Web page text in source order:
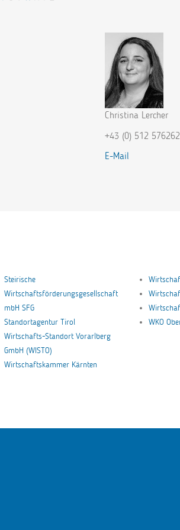
Christina Lercher
+43 (0) 512
E-Mail
Steirische
Wirtschaftsförderungsgesellschaft
mbH SFG
Standortagentur Tirol
Wirtschafts-Standort Vorarlberg
GmbH (WISTO)
Wirtschaftskammer Kärnten
WKO